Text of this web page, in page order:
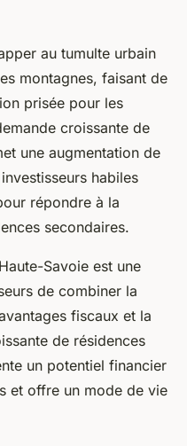
au tumulte urbain
montagnes, faisant de
prisée pour les
croissante de
une augmentation de
habiles
répondre à la
secondaires.
Savoie est une
de combiner la
fiscaux et la
de résidences
un potentiel financier
et offre un mode de vie